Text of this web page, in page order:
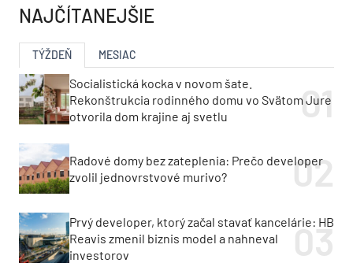
NAJČÍTANEJŠIE
TÝŽDEŇ MESIAC
Socialistická kocka v novom šate.
Rekonštrukcia rodinného domu vo Svätom Jure
otvorila dom krajine aj svetlu
Radové domy bez zateplenia: Prečo developer
zvolil jednovrstvové murivo?
Prvý developer, ktorý začal stavať kancelárie: HB
Reavis zmenil biznis model a nahneval
investorov